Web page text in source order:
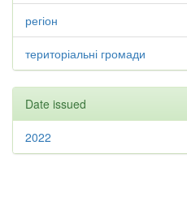
регіон
територіальні громади
Date issued
2022